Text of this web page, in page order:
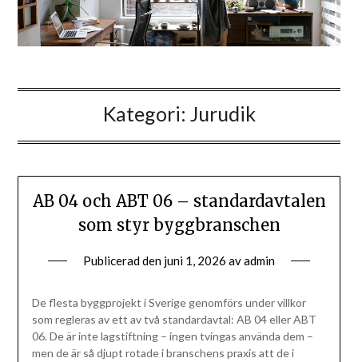
Kategori: Jurudik
AB 04 och ABT 06 – standardavtalen
som styr byggbranschen
Publicerad den juni 1, 2026 avadmin
De flesta byggprojekt i Sverige genomförs under villkor
som regleras av ett av två standardavtal: AB 04 eller ABT
06. De är inte lagstiftning – ingen tvingas använda dem –
men de är så djupt rotade i branschens praxis att de i